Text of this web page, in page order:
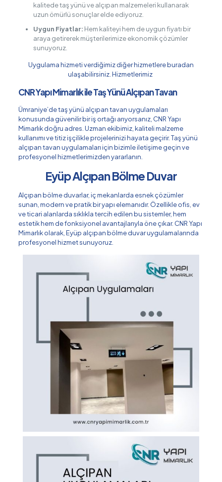
kalitede taş yünü ve alçıpan malzemeleri kullanarak
uzun ömürlü sonuçlar elde ediyoruz.
Uygun Fiyatlar: Hem kaliteyi hem de uygun fiyatı bir
araya getirerek müşterilerimize ekonomik çözümler
sunuyoruz.
Uygulama hizmeti verdiğimiz diğer hizmetlere buradan
ulaşabilirsiniz.Hizmetlerimiz
CNR Yapı Mimarlık ile Taş Yünü Alçıpan Tavan
Ümraniye’de taş yünü alçıpan tavan uygulamaları
konusunda güvenilir bir iş ortağı arıyorsanız, CNR Yapı
Mimarlık doğru adres. Uzman ekibimiz, kaliteli malzeme
kullanımı ve titiz işçilikle projelerinizi hayata geçirir. Taş yünü
alçıpan tavan uygulamaları için bizimle iletişime geçin ve
profesyonel hizmetlerimizden yararlanın.
Eyüp Alçıpan Bölme Duvar
Alçıpan bölme duvarlar, iç mekanlarda esnek çözümler
sunan, modern ve pratik bir yapı elemanıdır. Özellikle ofis, ev
ve ticari alanlarda sıklıkla tercih edilen bu sistemler, hem
estetik hem de fonksiyonel avantajlarıyla öne çıkar. CNR Yapı
Mimarlık olarak, Eyüp alçıpan bölme duvar uygulamalarında
profesyonel hizmet sunuyoruz.